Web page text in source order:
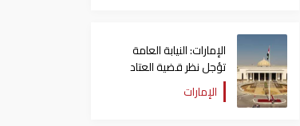
الإمارات: النيابة العامة
تؤجل نظر قضية العتاد
العسكري للسودان
الإمارات